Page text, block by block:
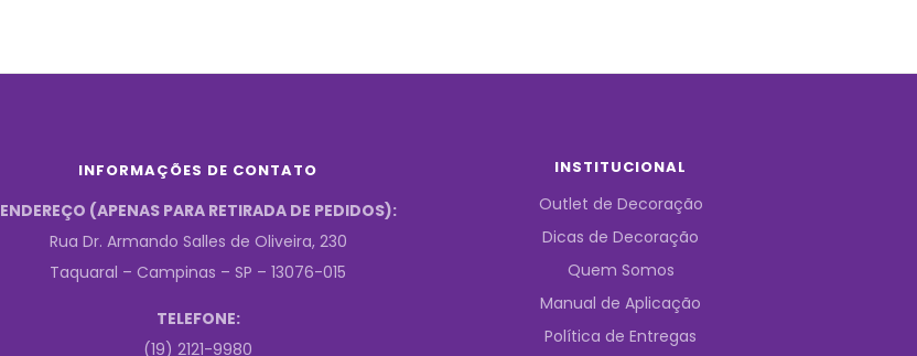
INFORMAÇÕES DE CONTATO
ENDEREÇO (APENAS PARA RETIRADA DE PEDIDOS):
Rua Dr. Armando Salles de Oliveira, 230
Taquaral – Campinas – SP – 13076-015
TELEFONE:
(19) 2121-9980
INSTITUCIONAL
Outlet de Decoração
Dicas de Decoração
Quem Somos
Manual de Aplicação
Política de Entregas